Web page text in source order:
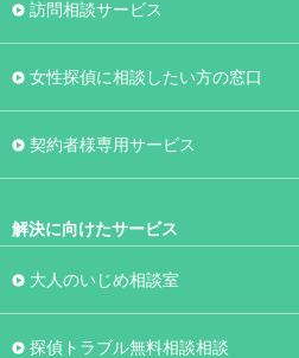
訪問相談サービス
女性探偵に相談したい方の窓口
契約者様専用サービス
解決に向けたサービス
大人のいじめ相談室
探偵トラブル無料相談相談